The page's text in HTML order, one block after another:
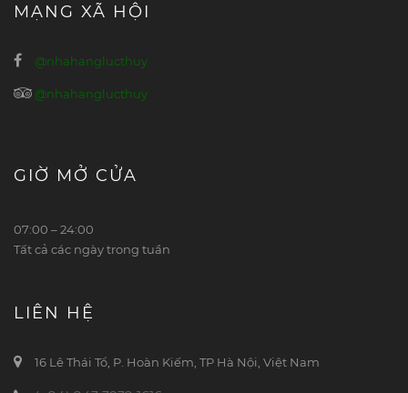
MẠNG XÃ HỘI
@nhahanglucthuy
@nhahanglucthuy
GIỜ MỞ CỬA
07:00 – 24:00
Tất cả các ngày trong tuần
LIÊN HỆ
16 Lê Thái Tổ, P. Hoàn Kiếm, TP Hà Nội, Việt Nam